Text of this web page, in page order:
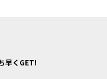
早くGET!